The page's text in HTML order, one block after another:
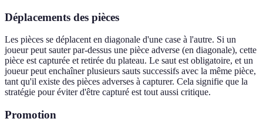
Déplacements des pièces
Les pièces se déplacent en diagonale d'une case à l'autre. Si un
joueur peut sauter par-dessus une pièce adverse (en diagonale), cette
pièce est capturée et retirée du plateau. Le saut est obligatoire, et un
joueur peut enchaîner plusieurs sauts successifs avec la même pièce,
tant qu'il existe des pièces adverses à capturer. Cela signifie que la
stratégie pour éviter d'être capturé est tout aussi critique.
Promotion